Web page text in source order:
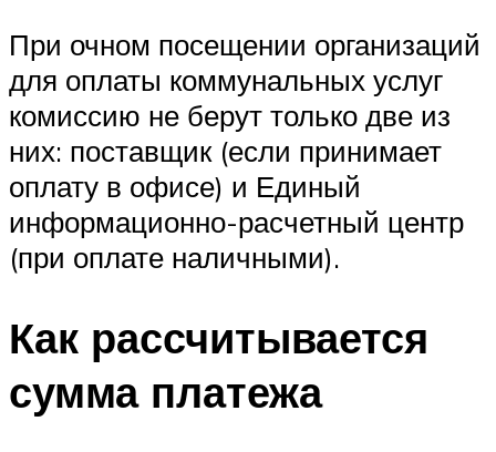
При очном посещении организаций
для оплаты коммунальных услуг
комиссию не берут только две из
них: поставщик (если принимает
оплату в офисе) и Единый
информационно-расчетный центр
(при оплате наличными).
Как рассчитывается
сумма платежа